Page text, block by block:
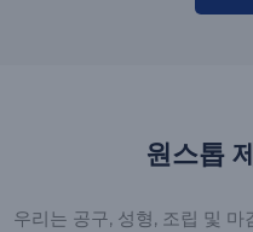
원스톱
우리는 공구, 성형, 조립 및